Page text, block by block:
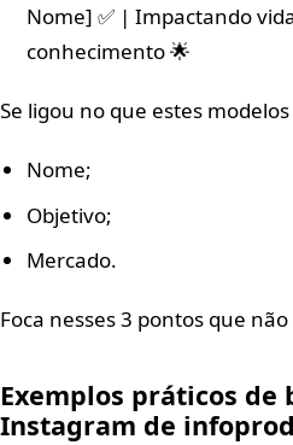
Nome] ✅ | Impactando
conhecimento 🌟
Se ligou no que estes
Nome;
Objetivo;
Mercado.
Foca nesses 3 pontos que
Exemplos práticos de
Instagram de